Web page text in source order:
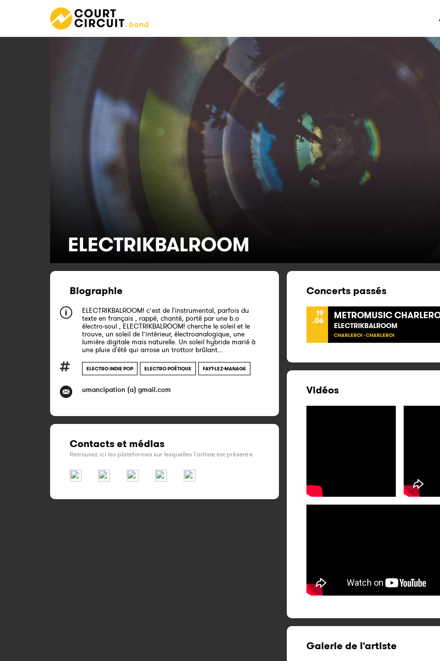
ELECTRIKBALROOM
Biographie
ELECTRIKBALROOM! c’est de l'instrumental, parfois du
texte en français , rappé, chanté, porté par une b.o
électro-soul , ELECTRIKBALROOM! cherche le soleil et le
trouve, un soleil de l’intérieur, électroanalogique, une
lumière digitale mais naturelle. Un soleil hybride marié à
une pluie d'été qui arrose un trottoir brûlant...
ELECTRO INDIE POP ELECTRO POÉTIQUE FAYT-LEZ-MANAGE
umancipation (a) gmail.com
Contacts et médias
Retrouvez ici les plateformes sur lesquelles l'artiste est présent·e
Concerts passés
19
.06 METROMUSIC
ELECTRIKBALROOM
CHARLEROI - CHARLEROI
Vidéos
Galerie de l'artiste